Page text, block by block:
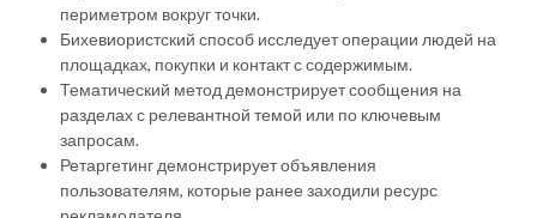
периметром вокруг точки.
Бихевиористский способ исследует операции людей на
площадках, покупки и контакт с содержимым.
Тематический метод демонстрирует сообщения на
разделах с релевантной темой или по ключевым
запросам.
Ретаргетинг демонстрирует объявления
пользователям, которые ранее заходили ресурс